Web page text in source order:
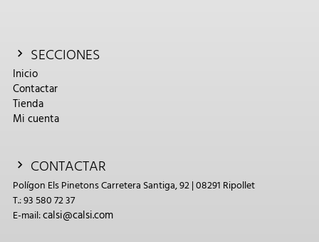
SECCIONES
Inicio
Contactar
Tienda
Mi cuenta
CONTACTAR
Polígon Els Pinetons Carretera Santiga, 92 | 08291 Ripollet
T.: 93 580 72 37
E-mail:calsi@calsi.com